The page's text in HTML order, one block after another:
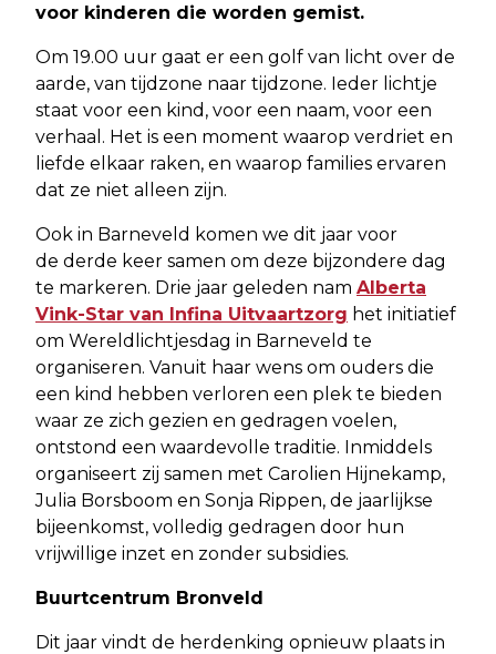
voor kinderen die worden gemist.
Om 19.00 uur gaat er een golf van licht over de
aarde, van tijdzone naar tijdzone. Ieder lichtje
staat voor een kind, voor een naam, voor een
verhaal. Het is een moment waarop verdriet en
liefde elkaar raken, en waarop families ervaren
dat ze niet alleen zijn.
Ook in Barneveld komen we dit jaar voor
de derde keer samen om deze bijzondere dag
te markeren. Drie jaar geleden nam Alberta
Vink-Star van Infina Uitvaartzorg het initiatief
om Wereldlichtjesdag in Barneveld te
organiseren. Vanuit haar wens om ouders die
een kind hebben verloren een plek te bieden
waar ze zich gezien en gedragen voelen,
ontstond een waardevolle traditie. Inmiddels
organiseert zij samen met Carolien Hijnekamp,
Julia Borsboom en Sonja Rippen, de jaarlijkse
bijeenkomst, volledig gedragen door hun
vrijwillige inzet en zonder subsidies.
Buurtcentrum Bronveld
Dit jaar vindt de herdenking opnieuw plaats in